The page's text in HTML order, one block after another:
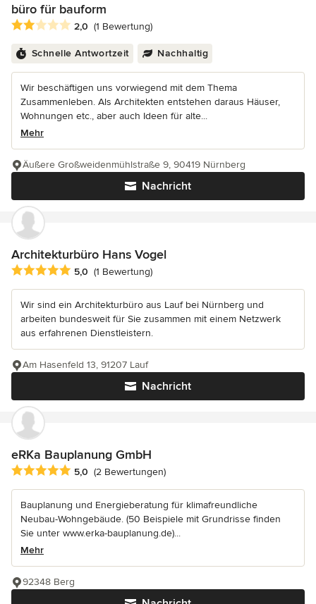
büro für bauform
Durchschnittliche Bewertung: 2 von 5 Sternen
2,0 (1 Bewertung)
Schnelle Antwortzeit Nachhaltig
Wir beschäftigen uns vorwiegend mit dem Thema
Zusammenleben. Als Architekten entstehen daraus Häuser,
Wohnungen etc., aber auch Ideen für alte...
Mehr
Nachricht
Äußere Großweidenmühlstraße 9, 90419 Nürnberg
Architekturbüro Hans Vogel
Durchschnittliche Bewertung: 5 von 5 Sternen
5,0 (1 Bewertung)
Wir sind ein Architekturbüro aus Lauf bei Nürnberg und
arbeiten bundesweit für Sie zusammen mit einem Netzwerk
aus erfahrenen Dienstleistern.
Nachricht
Am Hasenfeld 13, 91207 Lauf
eRKa Bauplanung GmbH
Durchschnittliche Bewertung: 5 von 5 Sternen
5,0 (2 Bewertungen)
Bauplanung und Energieberatung für klimafreundliche
Neubau-Wohngebäude. (50 Beispiele mit Grundrisse finden
Sie unter www.erka-bauplanung.de)...
Mehr
92348 Berg